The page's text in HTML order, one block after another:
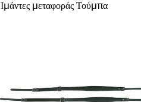
Ιμάντες μεταφοράς Τούμπα